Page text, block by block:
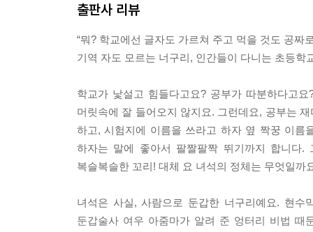
출판사 리뷰
“뭐? 학교에선 글자도 가르쳐 주고 먹을 것도 공짜
기역 자도 모르는 너구리, 인간들이 다니는 초등학
학교가 낯설고 힘들다고요? 공부가 따분하다고
머릿속에 잘 들어오지 않지요. 그런데요, 공부는
하고, 시험지에 이름을 쓰라고 하자 옆 짝꿍 이름
하자는 말에 좋아서 팔짤팔짝 뛰기까지 합니다
복슬복슬한 꼬리! 대체 요 녀석의 정체는 무엇일까
녀석은 사실, 사람으로 둔갑한 너구리예요. 현
둔갑술사 여우 아줌마가 알려 준 엉터리 비법 때